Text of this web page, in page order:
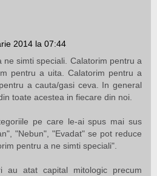
2014 la 07:44
ne simti speciali. Calatorim pentru a
pentru a uita. Calatorim pentru a
a cauta/gasi ceva. In general
toate acestea in fiecare din noi.
pe care le-ai spus mai sus
"Nebun", "Evadat" se pot reduce
pentru a ne simti speciali".
au atat capital mitologic precum